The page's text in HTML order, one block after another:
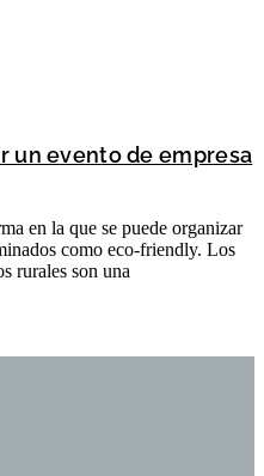
un evento de empresa
en la que se puede organizar
como eco-friendly. Los
rurales son una